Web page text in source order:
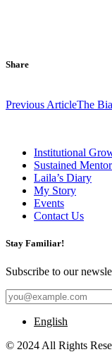
Share
navigation
Previous ArticleThe
Institutional
Sustained
Laila’s Diary
My Story
Events
Contact Us
Stay Familiar!
Subscribe to our
English
© 2024 All Rights